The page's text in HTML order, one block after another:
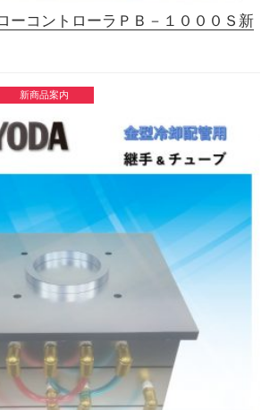
ーコントローラＰＢ－１０００Ｓ新
新商品案内